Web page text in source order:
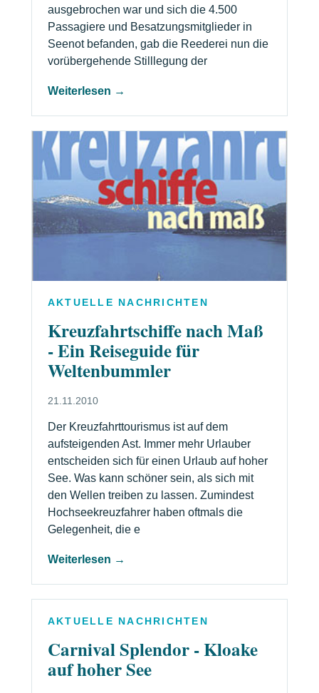
ausgebrochen war und sich die 4.500
Passagiere und Besatzungsmitglieder in
Seenot befanden, gab die Reederei nun die
vorübergehende Stilllegung der
Weiterlesen →
AKTUELLE NACHRICHTEN
Kreuzfahrtschiffe nach Maß
- Ein Reiseguide für
Weltenbummler
21.11.2010
Der Kreuzfahrttourismus ist auf dem
aufsteigenden Ast. Immer mehr Urlauber
entscheiden sich für einen Urlaub auf hoher
See. Was kann schöner sein, als sich mit
den Wellen treiben zu lassen. Zumindest
Hochseekreuzfahrer haben oftmals die
Gelegenheit, die e
Weiterlesen →
AKTUELLE NACHRICHTEN
Carnival Splendor - Kloake
auf hoher See